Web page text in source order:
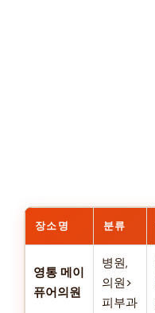
장소명 분류
영통 메이
퓨어의원
병원,
의원>
피부과